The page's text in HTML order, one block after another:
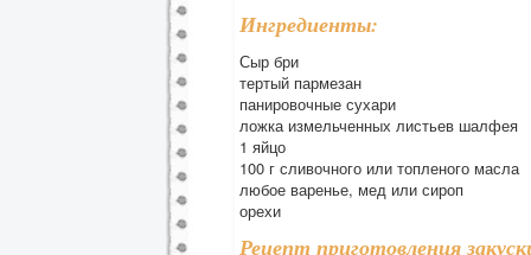
Ингредиенты:
Сыр бри
тертый пармезан
панировочные сухари
ложка измельченных листьев шалфея
1 яйцо
100 г сливочного или топленого масла
любое варенье, мед или сироп
орехи
Рецепт приготовления